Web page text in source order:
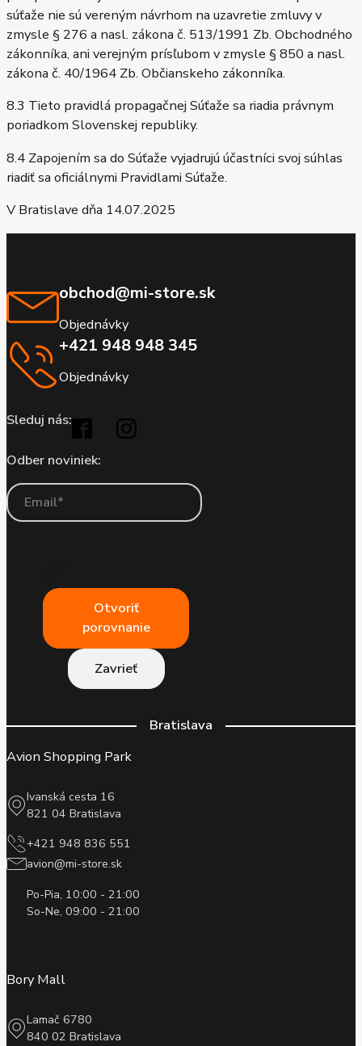
súťaže nie sú vereným návrhom na uzavretie zmluvy v
zmysle § 276 a nasl. zákona č. 513/1991 Zb. Obchodného
zákonníka, ani verejným prísľubom v zmysle § 850 a nasl.
zákona č. 40/1964 Zb. Občianskeho zákonníka.
8.3 Tieto pravidlá propagačnej Súťaže sa riadia právnym
poriadkom Slovenskej republiky.
8.4 Zapojením sa do Súťaže vyjadrujú účastníci svoj súhlas
riadiť sa oficiálnymi Pravidlami Súťaže.
V Bratislave dňa 14.07.2025
obchod@mi-store.sk
Objednávky
+421 948 948 345
Objednávky
Sleduj nás:
Odber noviniek:
Otvoriť
porovnanie
Zavrieť
Bratislava
Avion Shopping Park
Ivanská cesta 16
821 04 Bratislava
+421 948 836 551
avion@mi-store.sk
Po-Pia, 10:00 - 21:00
So-Ne, 09:00 - 21:00
Bory Mall
Lamač 6780
840 02 Bratislava